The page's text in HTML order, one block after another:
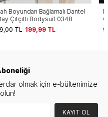
Boyundan Bağlamalı Dantel Detay
Çıtçıtlı Bodysuit 0348 Beyaz
999,00TL 199,99
olmak için e-bültenimize
KAYIT OL